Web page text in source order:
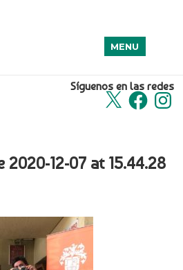
Síguenos en las redes
X Facebook
MENU
2020-12-07 at 15.44.28